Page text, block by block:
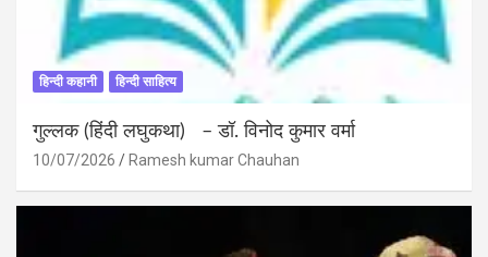
हिन्दी कहानी हिन्दी साहित्य
गुल्लक (हिंदी लघुकथा) – डॉ. विनोद कुमार वर्मा
10/07/2026 Ramesh kumar Chauhan